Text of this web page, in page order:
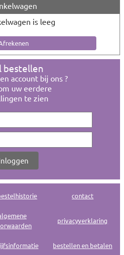
is leeg
bestellen
account bij ons ?
uw eerdere
te zien
contact
privacyverklaring
bestellen en betalen